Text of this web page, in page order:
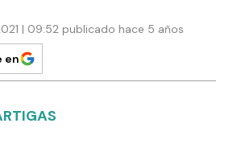
| 09:52 publicado hace 5 años
en